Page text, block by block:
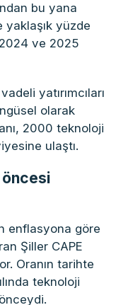
bu yana
yüzde
ve 2025
yatırımcıları
olarak
2000 teknoloji
ulaştı.
enflasyona göre
Şiller CAPE
Oranın tarihte
teknoloji